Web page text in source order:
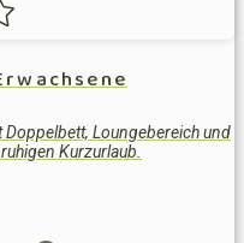
Loungebereich und
Kurzurlaub.